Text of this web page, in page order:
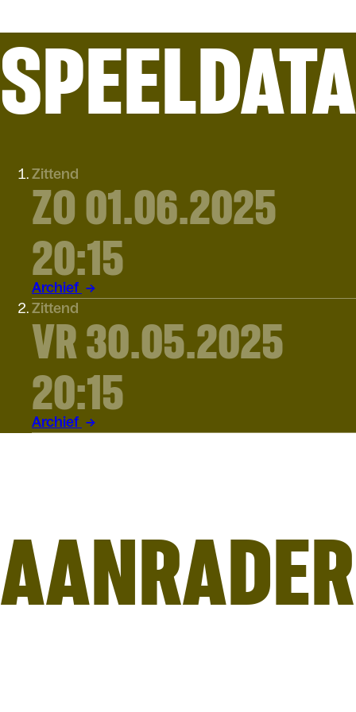
SPEELDATA
Zittend
ZO 01.06.2025
20:15
Archief
Zittend
VR 30.05.2025
20:15
Archief